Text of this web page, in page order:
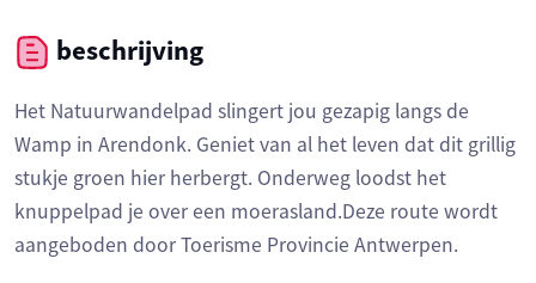
beschrijving
Het Natuurwandelpad slingert jou gezapig langs de
Wamp in Arendonk. Geniet van al het leven dat dit grillig
stukje groen hier herbergt. Onderweg loodst het
knuppelpad je over een moerasland.Deze route wordt
aangeboden door Toerisme Provincie Antwerpen.